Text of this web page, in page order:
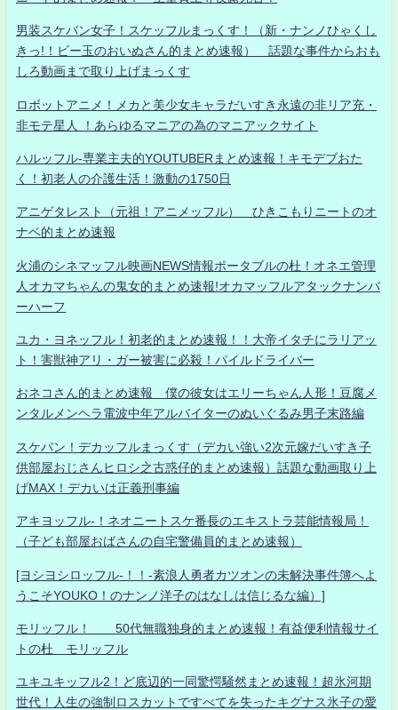
男装スケバン女子！スケッフルまっくす！（新・ナンノひゃくし
きっ!！ビー玉のおいぬさん的まとめ速報） 話題な事件からおも
しろ動画まで取り上げまっくす
ロボットアニメ！メカと美少女キャラだいすき永遠の非リア充・
非モテ星人 ！あらゆるマニアの為のマニアックサイト
ハルッフル-専業主夫的YOUTUBERまとめ速報！キモデブおた
く！初老人の介護生活！激動の1750日
アニゲタレスト（元祖！アニメッフル） ひきこもりニートのオ
ナベ的まとめ速報
火浦のシネマッフル映画NEWS情報ポータブルの杜！オネエ管理
人オカマちゃんの鬼女的まとめ速報!オカマッフルアタックナンバ
ーハーフ
ユカ・ヨネッフル！初老的まとめ速報！！大帝イタチにラリアッ
ト！害獣神アリ・ガー被害に必殺！パイルドライバー
おネコさん的まとめ速報 僕の彼女はエリーちゃん人形！豆腐メ
ンタルメンヘラ電波中年アルバイターのぬいぐるみ男子末路編
スケバン！デカッフルまっくす（デカい強い2次元嫁だいすき子
供部屋おじさんヒロシ之古惑仔的まとめ速報）話題な動画取り上
げMAX！デカいは正義刑事編
アキヨッフル-！ネオニートスケ番長のエキストラ芸能情報局！
（子ども部屋おばさんの自宅警備員的まとめ速報）
[ヨシヨシロッフル-！！-素浪人勇者カツオンの未解決事件簿へよ
うこそYOUKO！のナンノ洋子のはなしは信じるな編）]
モリッフル！ 50代無職独身的まとめ速報！有益便利情報サイ
トの杜 モリッフル
ユキユキッフル2！ど底辺的一同驚愕騒然まとめ速報！超氷河期
世代！人生の強制ロスカットですべてを失ったキグナス氷子の愛